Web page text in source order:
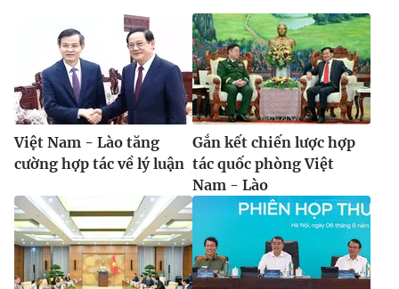
Việt Nam - Lào tăng
cường hợp tác về lý luận
Gắn kết chiến lược hợp
tác quốc phòng Việt
Nam - Lào